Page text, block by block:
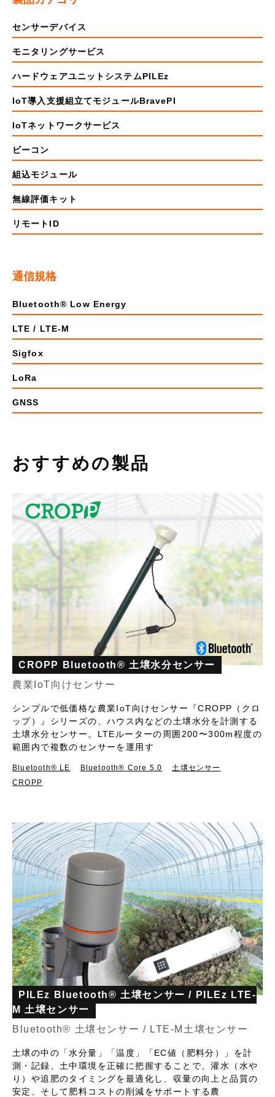
センサーデバイス
モニタリングサービス
ハードウェアユニットシステムPILEz
IoT導入支援組立てモジュールBravePI
IoTネットワークサービス
ビーコン
組込モジュール
無線評価キット
リモートID
通信規格
Bluetooth® Low Energy
LTE / LTE-M
Sigfox
LoRa
GNSS
おすすめの製品
CROPP Bluetooth® 土壌水分センサー
農業IoT向けセンサー
シンプルで低価格な農業IoT向けセンサー『CROPP（クロ
ップ）』シリーズの、ハウス内などの土壌水分を計測する
土壌水分センサー。LTEルーターの周囲200〜300m程度の
範囲内で複数のセンサーを運用す
Bluetooth®︎ LE Bluetooth® Core 5.0
土壌センサー
CROPP
PILEz Bluetooth® 土壌センサー / PILEz LTE-
M 土壌センサー
Bluetooth® 土壌センサー / LTE-M土壌センサー
土壌の中の「水分量」「温度」「EC値（肥料分）」を計
測・記録、土中環境を正確に把握することで、灌水（水や
り）や追肥のタイミングを最適化し、収量の向上と品質の
安定、そして肥料コストの削減をサポートする農